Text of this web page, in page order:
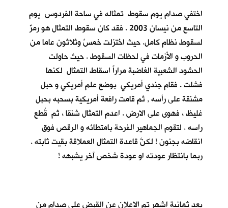
اختفي صدام يوم سقوط تمثاله في ساحة الفردوس يوم
التاسع من نيسان 2003 . فقد كان سقوط التمثال هو رمزٌ
لسقوط نظام كامل. حيث اخُتزلت خمسٌ وثلاثون عاما من
الحروب و الأزمات في لحظات السقوط . حيث حاولت
الحشود الشعبية الغاضبة مراراً اسقاط التمثال لكنها
فشلت . فقام جندي أمريكي بوضع علم أمريكي و حبل
مشنقة على رأسه , ثم قامت رافعة أمريكية بسحبه بحبل
غليظ ، فهوى على الارض . اعدم التمثال شنقا ، ثم قُطع
راسه . لتقوم الجماهير الفرحة بامتطائه و الرقص فوق
انقاضه بجنون ! لكنَّ قاعدة التمثال العملاقة بقيت ثابته .
ربما بانتظار عودته او عودة شخصٍ آخر يشبهه !
بعد ثمانية اشهر تم الاعلان عن القبض على صدام من